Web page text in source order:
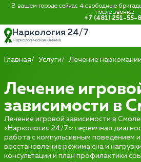
В вашем городе сейчас 4 свободные
после звонка:
+7 (481) 251-55-
Наркология 24/7
Наркологическая клиника
Главная Услуги Лечение наркомании
Лечение
зависимости в
Лечение игровой зависимости в
«Наркология 24/7»: первичная
работа с компульсивным поведением
восстановление режима сна и
консультации и план профилактики